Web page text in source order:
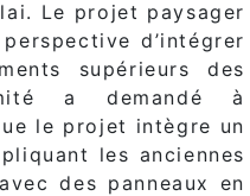
Le projet paysager
d’intégrer
supérieurs des
a demandé à
le projet intègre un
les anciennes
des panneaux en